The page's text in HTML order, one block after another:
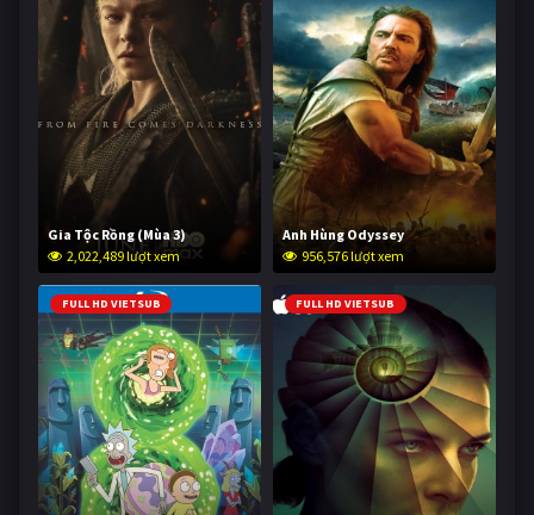
Gia Tộc Rồng (Mùa 3)
2,022,489 lượt xem
Anh Hùng Odyssey
956,576 lượt xem
FULL HD VIETSUB FULL HD VIETSUB